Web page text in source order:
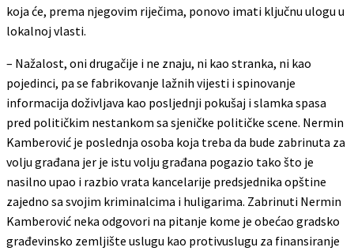
koja će, prema njegovim riječima, ponovo imati ključnu ulogu u
lokalnoj vlasti.
– Nažalost, oni drugačije i ne znaju, ni kao stranka, ni kao
pojedinci, pa se fabrikovanje lažnih vijesti i spinovanje
informacija doživljava kao posljednji pokušaj i slamka spasa
pred političkim nestankom sa sjeničke političke scene. Nermin
Kamberović je poslednja osoba koja treba da bude zabrinuta za
volju građana jer je istu volju građana pogazio tako što je
nasilno upao i razbio vrata kancelarije predsjednika opštine
zajedno sa svojim kriminalcima i huligarima. Zabrinuti Nermin
Kamberović neka odgovori na pitanje kome je obećao gradsko
građevinsko zemljište uslugu kao protivuslugu za finansiranje